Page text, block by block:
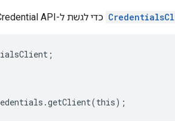
כדי לגשת ל-Credential API: